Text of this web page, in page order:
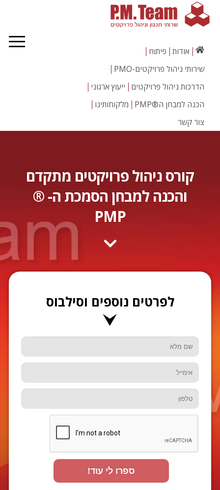
אודות פיתוח
שירותי ניהול פרויקטים-PMO
הדרכות ניהול פרויקטים
ייעוץ ארגוני
הכנה למבחן ה®PMP
מלקוחותינו
צור קשר
קורס ניהול פרויקטים מתקדם
והכנה למבחן הסמכת ה- ®
PMP
לפרטים נוספים וסילבוס
ספרו לי עוד!